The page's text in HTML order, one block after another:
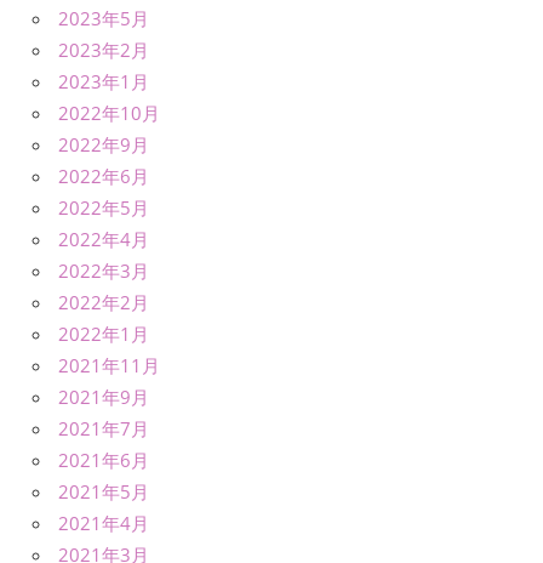
2023年5月
2023年2月
2023年1月
2022年10月
2022年9月
2022年6月
2022年5月
2022年4月
2022年3月
2022年2月
2022年1月
2021年11月
2021年9月
2021年7月
2021年6月
2021年5月
2021年4月
2021年3月